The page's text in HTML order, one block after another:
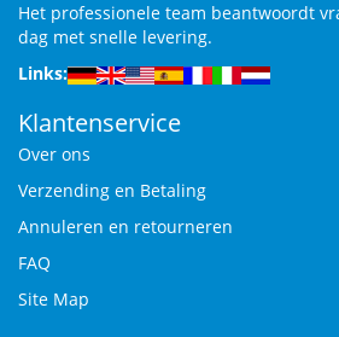
Het professionele team beantwoordt
dag met snelle levering.
Links:
Klantenservice
Over ons
Verzending en Betaling
Annuleren en retourneren
FAQ
Site Map